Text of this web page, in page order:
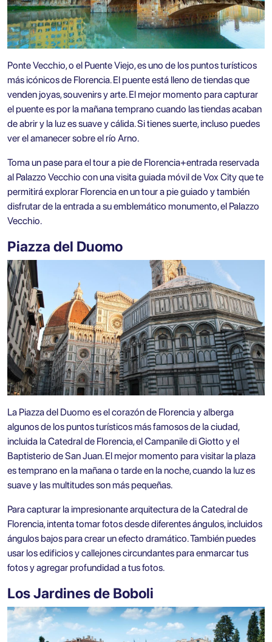
Ponte Vecchio, o el Puente Viejo, es uno de los puntos turísticos
más icónicos de Florencia. El puente está lleno de tiendas que
venden joyas, souvenirs y arte. El mejor momento para capturar
el puente es por la mañana temprano cuando las tiendas acaban
de abrir y la luz es suave y cálida. Si tienes suerte, incluso puedes
ver el amanecer sobre el río Arno.
Toma un pase para el tour a pie de Florencia+entrada reservada
al Palazzo Vecchio con una visita guiada móvil de Vox City que te
permitirá explorar Florencia en un tour a pie guiado y también
disfrutar de la entrada a su emblemático monumento, el Palazzo
Vecchio.
Piazza del Duomo
La Piazza del Duomo es el corazón de Florencia y alberga
algunos de los puntos turísticos más famosos de la ciudad,
incluida la Catedral de Florencia, el Campanile di Giotto y el
Baptisterio de San Juan. El mejor momento para visitar la plaza
es temprano en la mañana o tarde en la noche, cuando la luz es
suave y las multitudes son más pequeñas.
Para capturar la impresionante arquitectura de la Catedral de
Florencia, intenta tomar fotos desde diferentes ángulos, incluidos
ángulos bajos para crear un efecto dramático. También puedes
usar los edificios y callejones circundantes para enmarcar tus
fotos y agregar profundidad a tus fotos.
Los Jardines de Boboli